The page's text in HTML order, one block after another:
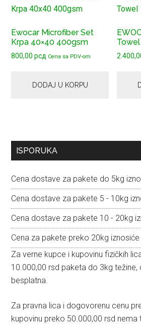
Ewocar Microfiber Set
Krpa 40×40 400gsm
800,00рсд Cena sa PDV-om
DODAJ U KORPU
Primary
ISPORUKA
Cena dostave za pakete do 5kg
Cena dostave za pakete 5 - 10kg
Cena dostave za pakete 10 - 20kg
Cena za pakete preko 20kg
Za verne kupce i kupovinu fizičkih
10.000,00 rsd paketa do 3kg težine,
besplatna.
Za pravna lica i dogovorenu cenu
kupovinu preko 50.000,00 rsd